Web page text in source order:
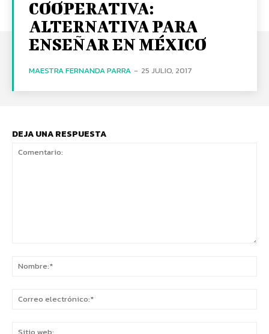
COOPERATIVA:
ALTERNATIVA PARA
ENSEÑAR EN MÉXICO
MAESTRA FERNANDA PARRA - 25 JULIO, 2017
DEJA UNA RESPUESTA